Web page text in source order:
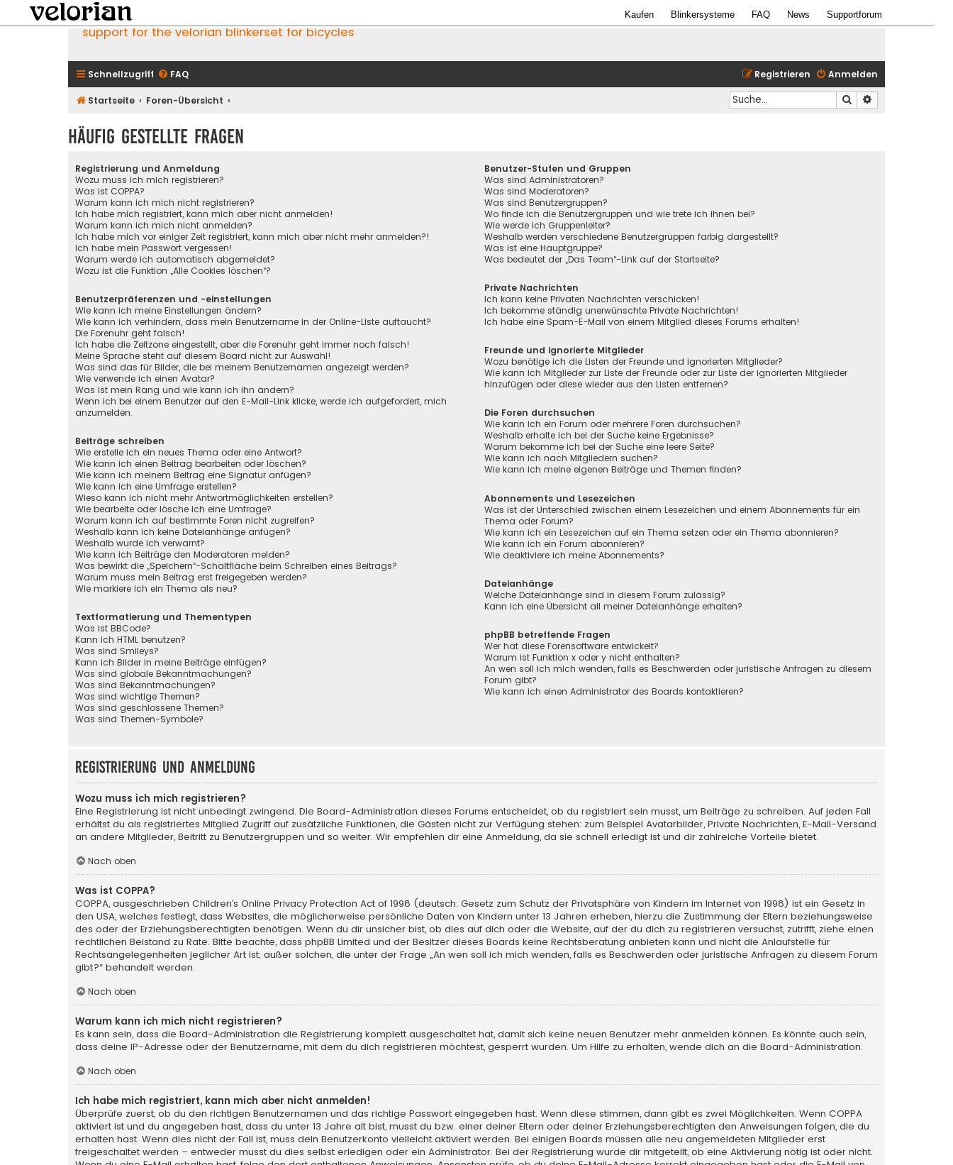
Kaufen Blinkersysteme FAQ News Supportforum
support for the velorian blinkerset for bicycles
Schnellzugriff FAQ Anmelden
Registrieren
Startseite Foren-Übersicht Suche
Häufig gestellte Fragen
Registrierung und Anmeldung
Wozu muss ich mich registrieren?
Was ist COPPA?
Warum kann ich mich nicht registrieren?
Ich habe mich registriert, kann mich aber nicht anmelden!
Warum kann ich mich nicht anmelden?
Ich habe mich vor einiger Zeit registriert, kann mich aber nicht mehr anmelden?!
Ich habe mein Passwort vergessen!
Warum werde ich automatisch abgemeldet?
Wozu ist die Funktion „Alle Cookies löschen“?
Benutzerpräferenzen und -einstellungen
Wie kann ich meine Einstellungen ändern?
Wie kann ich verhindern, dass mein Benutzername in der Online-Liste auftaucht?
Die Forenuhr geht falsch!
Ich habe die Zeitzone eingestellt, aber die Forenuhr geht immer noch falsch!
Meine Sprache steht auf diesem Board nicht zur Auswahl!
Was sind das für Bilder, die bei meinem Benutzernamen angezeigt werden?
Wie verwende ich einen Avatar?
Was ist mein Rang und wie kann ich ihn ändern?
Wenn ich bei einem Benutzer auf den E-Mail-Link klicke, werde ich aufgefordert, mich
anzumelden.
Beiträge schreiben
Wie erstelle ich ein neues Thema oder eine Antwort?
Wie kann ich einen Beitrag bearbeiten oder löschen?
Wie kann ich meinem Beitrag eine Signatur anfügen?
Wie kann ich eine Umfrage erstellen?
Wieso kann ich nicht mehr Antwortmöglichkeiten erstellen?
Wie bearbeite oder lösche ich eine Umfrage?
Warum kann ich auf bestimmte Foren nicht zugreifen?
Weshalb kann ich keine Dateianhänge anfügen?
Weshalb wurde ich verwarnt?
Wie kann ich Beiträge den Moderatoren melden?
Was bewirkt die „Speichern“-Schaltfläche beim Schreiben eines Beitrags?
Warum muss mein Beitrag erst freigegeben werden?
Wie markiere ich ein Thema als neu?
Textformatierung und Thementypen
Was ist BBCode?
Kann ich HTML benutzen?
Was sind Smileys?
Kann ich Bilder in meine Beiträge einfügen?
Was sind globale Bekanntmachungen?
Was sind Bekanntmachungen?
Was sind wichtige Themen?
Was sind geschlossene Themen?
Was sind Themen-Symbole?
Benutzer-Stufen und Gruppen
Was sind Administratoren?
Was sind Moderatoren?
Was sind Benutzergruppen?
Wo finde ich die Benutzergruppen und wie trete ich ihnen bei?
Wie werde ich Gruppenleiter?
Weshalb werden verschiedene Benutzergruppen farbig dargestellt?
Was ist eine Hauptgruppe?
Was bedeutet der „Das Team“-Link auf der Startseite?
Private Nachrichten
Ich kann keine Privaten Nachrichten verschicken!
Ich bekomme ständig unerwünschte Private Nachrichten!
Ich habe eine Spam-E-Mail von einem Mitglied dieses Forums erhalten!
Freunde und ignorierte Mitglieder
Wozu benötige ich die Listen der Freunde und ignorierten Mitglieder?
Wie kann ich Mitglieder zur Liste der Freunde oder zur Liste der ignorierten Mitglieder
hinzufügen oder diese wieder aus den Listen entfernen?
Die Foren durchsuchen
Wie kann ich ein Forum oder mehrere Foren durchsuchen?
Weshalb erhalte ich bei der Suche keine Ergebnisse?
Warum bekomme ich bei der Suche eine leere Seite?
Wie kann ich nach Mitgliedern suchen?
Wie kann ich meine eigenen Beiträge und Themen finden?
Abonnements und Lesezeichen
Was ist der Unterschied zwischen einem Lesezeichen und einem Abonnements für ein
Thema oder Forum?
Wie kann ich ein Lesezeichen auf ein Thema setzen oder ein Thema abonnieren?
Wie kann ich ein Forum abonnieren?
Wie deaktiviere ich meine Abonnements?
Dateianhänge
Welche Dateianhänge sind in diesem Forum zulässig?
Kann ich eine Übersicht all meiner Dateianhänge erhalten?
phpBB betreffende Fragen
Wer hat diese Forensoftware entwickelt?
Warum ist Funktion x oder y nicht enthalten?
An wen soll ich mich wenden, falls es Beschwerden oder juristische Anfragen zu diesem
Forum gibt?
Wie kann ich einen Administrator des Boards kontaktieren?
Registrierung und Anmeldung
Wozu muss ich mich registrieren?
Eine Registrierung ist nicht unbedingt zwingend. Die Board-Administration dieses Forums entscheidet, ob du registriert sein musst, um Beiträge zu schreiben. Auf jeden Fall
erhältst du als registriertes Mitglied Zugriff auf zusätzliche Funktionen, die Gästen nicht zur Verfügung stehen: zum Beispiel Avatarbilder, Private Nachrichten, E-Mail-Versand
an andere Mitglieder, Beitritt zu Benutzergruppen und so weiter. Wir empfehlen dir eine Anmeldung, da sie schnell erledigt ist und dir zahlreiche Vorteile bietet.
Nach oben
Was ist COPPA?
COPPA, ausgeschrieben Children’s Online Privacy Protection Act of 1998 (deutsch: Gesetz zum Schutz der Privatsphäre von Kindern im Internet von 1998) ist ein Gesetz in
den USA, welches festlegt, dass Websites, die möglicherweise persönliche Daten von Kindern unter 13 Jahren erheben, hierzu die Zustimmung der Eltern beziehungsweise
des oder der Erziehungsberechtigten benötigen. Wenn du dir unsicher bist, ob dies auf dich oder die Website, auf der du dich zu registrieren versuchst, zutrifft, ziehe einen
rechtlichen Beistand zu Rate. Bitte beachte, dass phpBB Limited und der Besitzer dieses Boards keine Rechtsberatung anbieten kann und nicht die Anlaufstelle für
Rechtsangelegenheiten jeglicher Art ist; außer solchen, die unter der Frage „An wen soll ich mich wenden, falls es Beschwerden oder juristische Anfragen zu diesem Forum
gibt?“ behandelt werden.
Nach oben
Warum kann ich mich nicht registrieren?
Es kann sein, dass die Board-Administration die Registrierung komplett ausgeschaltet hat, damit sich keine neuen Benutzer mehr anmelden können. Es könnte auch sein,
dass deine IP-Adresse oder der Benutzername, mit dem du dich registrieren möchtest, gesperrt wurden. Um Hilfe zu erhalten, wende dich an die Board-Administration.
Nach oben
Ich habe mich registriert, kann mich aber nicht anmelden!
Überprüfe zuerst, ob du den richtigen Benutzernamen und das richtige Passwort eingegeben hast. Wenn diese stimmen, dann gibt es zwei Möglichkeiten. Wenn COPPA
aktiviert ist und du angegeben hast, dass du unter 13 Jahre alt bist, musst du bzw. einer deiner Eltern oder deiner Erziehungsberechtigten den Anweisungen folgen, die du
erhalten hast. Wenn dies nicht der Fall ist, muss dein Benutzerkonto vielleicht aktiviert werden. Bei einigen Boards müssen alle neu angemeldeten Mitglieder erst
freigeschaltet werden – entweder musst du dies selbst erledigen oder ein Administrator. Bei der Registrierung wurde dir mitgeteilt, ob eine Aktivierung nötig ist oder nicht.